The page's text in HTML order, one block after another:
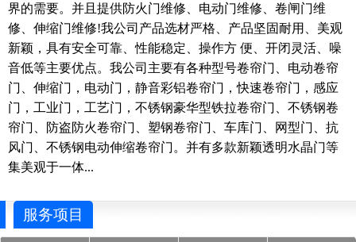
界的需要。并且提供防火门维修、电动门维修、卷闸门维
修、伸缩门维修!我公司产品选材严格、产品坚固耐用、美观
新颖，具有安全可靠、性能稳定、操作方 便、开闭灵活、噪
音低等主要优点。我公司主要有各种型号卷帘门、电动卷帘
门、伸缩门，电动门，静音彩铝卷帘门，快速卷帘门，感应
门，工业门，工艺门，不锈钢豪华型铁拉卷帘门、不锈钢卷
帘门、防盗防火卷帘门、塑钢卷帘门、车库门、网型门、抗
风门、不锈钢电动伸缩卷帘门。并有多款新颖透明水晶门等
集美观于一体...
服务项目